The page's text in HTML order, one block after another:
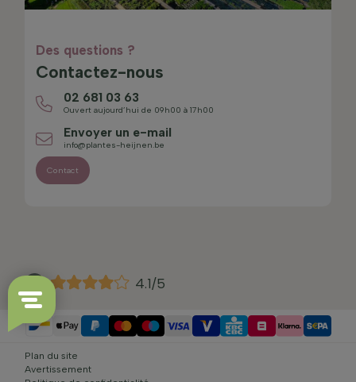
Des questions ?
Contactez-nous
02 681 03 63
Ouvert aujourd’hui de 09h00 à 17h00
Envoyer un e-mail
info@plantes-heijnen.be
Contact
4.1/5
Plan du site
Avertissement